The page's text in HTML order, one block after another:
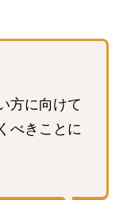
方に向けて
べきことに